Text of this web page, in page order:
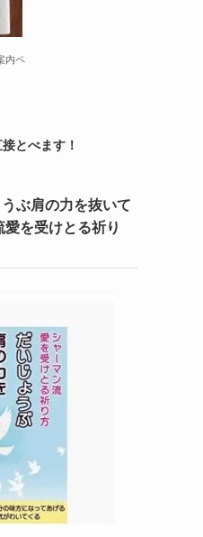
内ペ
とべます！
ぶ肩の力を抜いて
を受けとる祈り